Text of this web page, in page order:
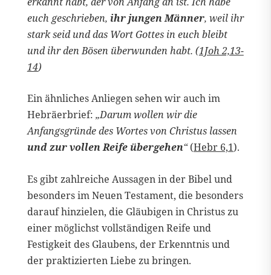
euch geschrieben, ihr jungen Männer, weil ihr
stark seid und das Wort Gottes in euch bleibt
und ihr den Bösen überwunden habt. (1Joh 2,13-
14)
Ein ähnliches Anliegen sehen wir auch im
Hebräerbrief: „Darum wollen wir die
Anfangsgründe des Wortes von Christus lassen
und zur vollen Reife übergehen“(Hebr 6,1).
Es gibt zahlreiche Aussagen in der Bibel und
besonders im Neuen Testament, die besonders
darauf hinzielen, die Gläubigen in Christus zu
einer möglichst vollständigen Reife und
Festigkeit des Glaubens, der Erkenntnis und
der praktizierten Liebe zu bringen.